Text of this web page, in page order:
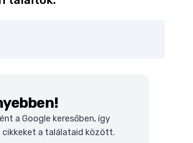
a Google keresőben, így
cikkeket a találataid között.